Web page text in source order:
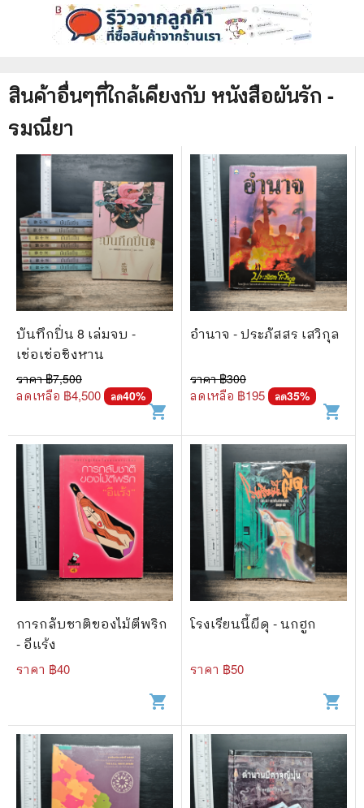
สินค้าอื่นๆที่ใกล้เคียงกับ หนังสือผันรัก -
รมณียา
บันทึกปิ่น 8 เล่มจบ -
เช่อเช่อชิงหาน
ราคา ฿7,500
ลดเหลือ ฿4,500 ลด40%
shopping_cart
อำนาจ - ประภัสสร เสวิกุล
ราคา ฿300
ลดเหลือ ฿195 ลด35%
shopping_cart
การกลับชาติของไม้ตีพริก
- อีแร้ง
ราคา ฿40
shopping_cart
โรงเรียนนี้ผีดุ - นกฮูก
ราคา ฿50
shopping_cart